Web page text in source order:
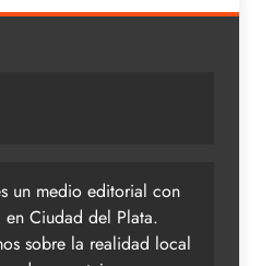
un medio editorial con
Ciudad del Plata.
sobre la realidad local